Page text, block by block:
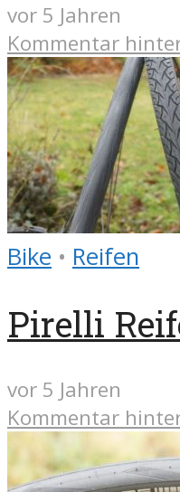
vor 5 Jahren
Kommentar
Bike • Reifen
Pirelli
vor 5 Jahren
Kommentar